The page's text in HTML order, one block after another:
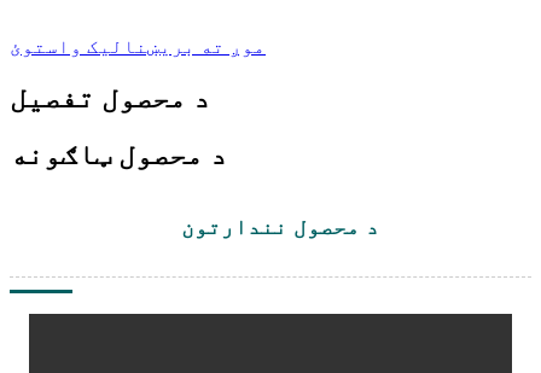
موږ ته بریښنالیک واستوئ
د محصول تفصیل
د محصول ټاګونه
د محصول نندارتون